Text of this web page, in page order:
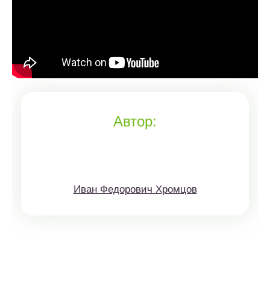
Автор:
Иван Федорович Хромцов